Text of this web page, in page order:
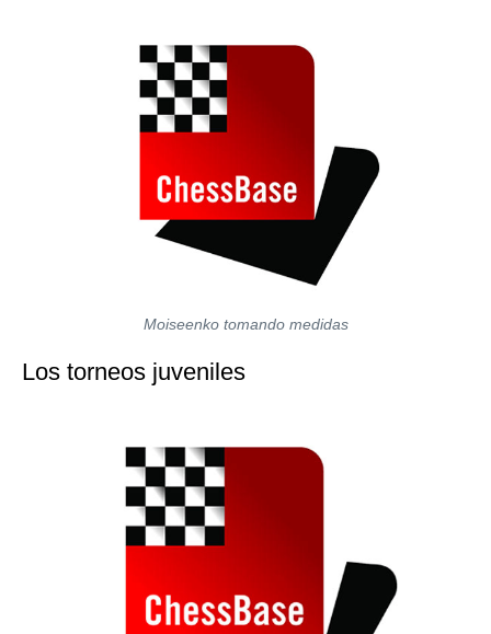
Moiseenko tomando medidas
Los torneos juveniles